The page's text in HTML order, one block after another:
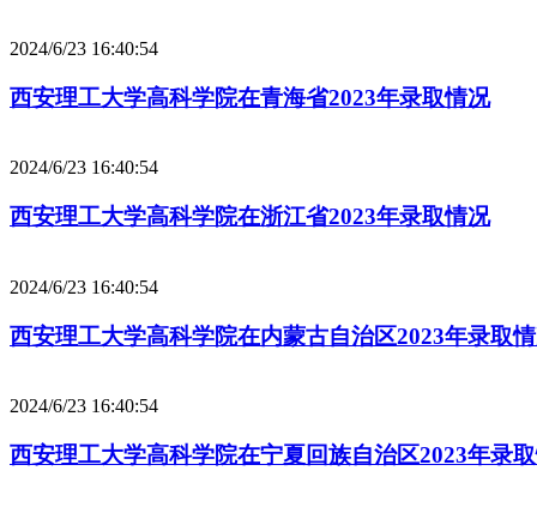
2024/6/23 16:40:54
西安理工大学高科学院在青海省2023年录取情况
2024/6/23 16:40:54
西安理工大学高科学院在浙江省2023年录取情况
2024/6/23 16:40:54
西安理工大学高科学院在内蒙古自治区2023年录取
2024/6/23 16:40:54
西安理工大学高科学院在宁夏回族自治区2023年录